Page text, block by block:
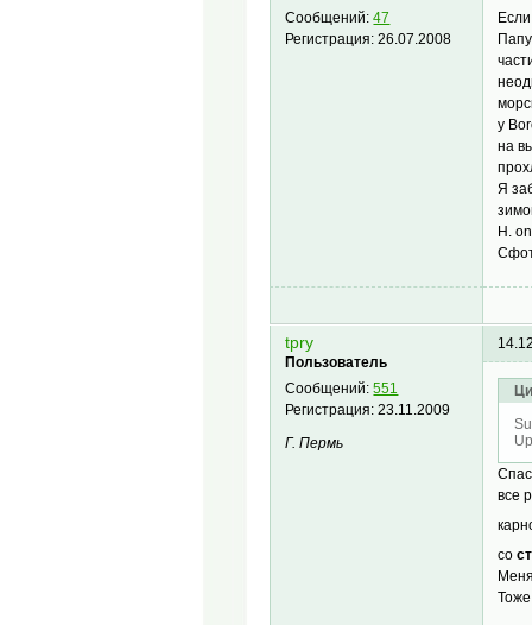
Сообщений:47
Регистрация:26.07.2008
у
на
Я
H.
tpry
Пользователь
Сообщений:551
Регистрация:23.11.2009
Г. Пермь
все
со